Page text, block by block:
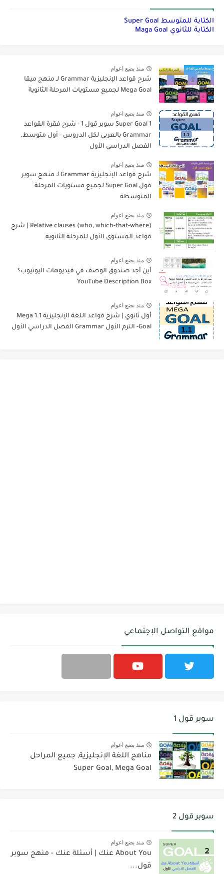
الكتابة للمتوسط Super Goal
الكتابة للثانوي Maga Goal
منذ بضع اعوام
شرح قواعد الإنجليزية Grammar لـ منهج ميقا
Mega Goal لجميع مستويات المرحلة الثانوية
منذ بضع اعوام
Super Goal 1 سوبر قول 1 - شرح فقرة القواعد
Grammar بالعربي لكل الدروس - أول متوسط,
الفصل الدراسي الأول
منذ بضع اعوام
شرح قواعد الإنجليزية Grammar لـ منهج سوبر
قول Super Goal لجميع مستويات المرحلة
المتوسطة
منذ بضع اعوام
Relative clauses (who, which-that-where) | شرح
قواعد المستوى الأول للمرحلة الثانوية
منذ بضع اعوام
أين أجد صندوق الوصف في فيديوهات اليوتيوب؟
YouTube Description Box
منذ بضع اعوام
أول ثانوي | شرح قواعد اللغة الإنجليزية 1.1 Mega
Goal- الترم الأول Grammar الفصل الدراسي الأول
مواقع التواصل الإجتماعي
سوبر قول 1
منذ بضع اعوام
مناهج اللغة الإنجليزية, جميع المراحل
Super Goal, Mega Goal
سوبر قول 2
منذ بضع اعوام
About You عنك | أسئلة عنك - منهج سوبر
قول...